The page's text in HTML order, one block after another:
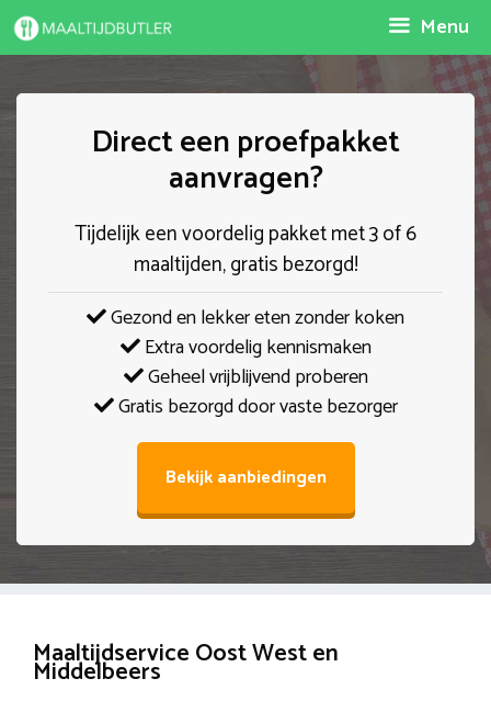
Spring
naar
Menu
Direct een proefpakket
aanvragen?
Tijdelijk een voordelig pakket met 3 of 6
maaltijden, gratis bezorgd!
Gezond en lekker eten zonder koken
Extra voordelig kennismaken
Geheel vrijblijvend proberen
Gratis bezorgd door vaste bezorger
Bekijk aanbiedingen
Maaltijdservice Oost West en
Middelbeers